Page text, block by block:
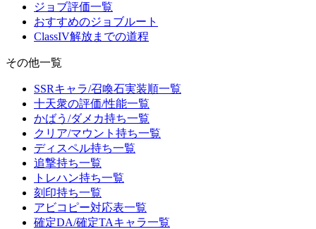
ジョブ評価一覧
おすすめのジョブルート
ClassIV解放までの道程
その他一覧
SSRキャラ/召喚石実装順一覧
十天衆の評価/性能一覧
かばう/ダメカ持ち一覧
クリア/マウント持ち一覧
ディスペル持ち一覧
追撃持ち一覧
トレハン持ち一覧
刻印持ち一覧
アビコピー対応表一覧
確定DA/確定TAキャラ一覧